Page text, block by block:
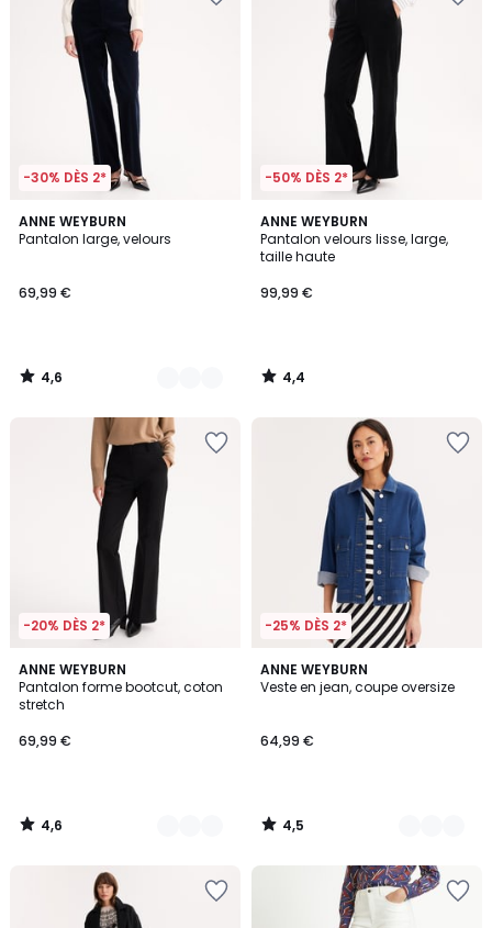
-30% DÈS 2*
ANNE WEYBURN
Pantalon large, velours
69,99 €
4,6
/ 5
3
Couleurs
4,6
/
-50% DÈS 2*
ANNE WEYBURN
Pantalon velours lisse, large,
taille haute
99,99 €
4,4
/ 5
4,4
/
-20% DÈS 2*
ANNE WEYBURN
Pantalon forme bootcut, coton
stretch
69,99 €
4,6
/ 5
2
Couleurs
4,6
/
-25% DÈS 2*
ANNE WEYBURN
Veste en jean, coupe oversize
64,99 €
4,5
/ 5
2
Couleurs
4,5
/